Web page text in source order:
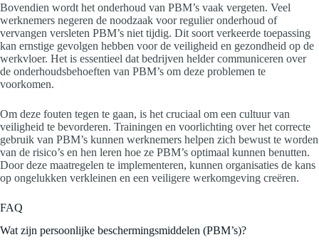
Bovendien wordt het onderhoud van PBM’s vaak vergeten. Veel
werknemers negeren de noodzaak voor regulier onderhoud of
vervangen versleten PBM’s niet tijdig. Dit soort verkeerde toepassing
kan ernstige gevolgen hebben voor de veiligheid en gezondheid op de
werkvloer. Het is essentieel dat bedrijven helder communiceren over
de onderhoudsbehoeften van PBM’s om deze problemen te
voorkomen.
Om deze fouten tegen te gaan, is het cruciaal om een cultuur van
veiligheid te bevorderen. Trainingen en voorlichting over het correcte
gebruik van PBM’s kunnen werknemers helpen zich bewust te worden
van de risico’s en hen leren hoe ze PBM’s optimaal kunnen benutten.
Door deze maatregelen te implementeren, kunnen organisaties de kans
op ongelukken verkleinen en een veiligere werkomgeving creëren.
FAQ
Wat zijn persoonlijke beschermingsmiddelen (PBM’s)?